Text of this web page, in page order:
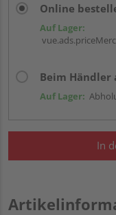
Online
Auf Lager:
Beim Händler
Auf Lager:
In